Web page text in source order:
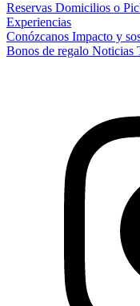
Reservas Domicilios o
Experiencias
Conózcanos Impacto y
Bonos de regalo Noticias